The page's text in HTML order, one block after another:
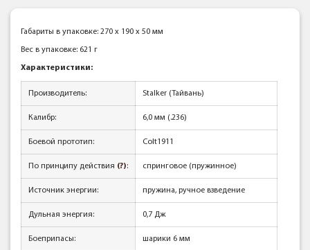
Габариты в упаковке: 270 x 190 x 50 мм
Вес в упаковке: 621 г
Характеристики:
Производитель: Stalker (Тайвань)
Калибр: 6,0 мм (.236)
Боевой прототип: Colt1911
По принципу действия (?): спринговое (пружинное)
Источник энергии: пружина, ручное взведение
Дульная энергия: 0,7 Дж
Боеприпасы: шарики 6 мм